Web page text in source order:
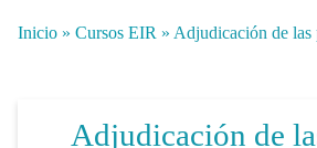
Inicio » Cursos EIR » Adjudicación de las
Adjudicación de